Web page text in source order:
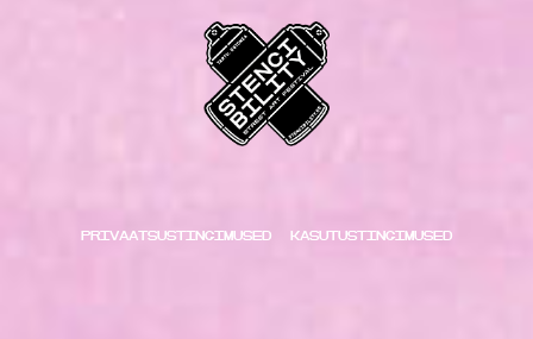
Privaatsustingimused kasutustingimused